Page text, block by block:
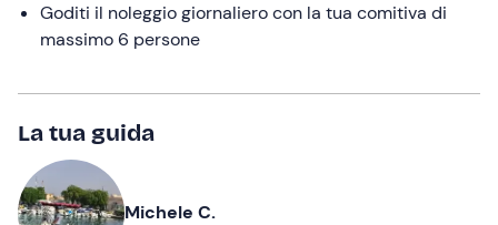
Goditi il noleggio giornaliero con la tua comitiva di
massimo 6 persone
La tua guida
Michele C.